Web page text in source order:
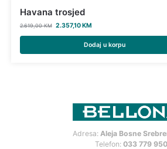
Havana trosjed
2.619,00KM 2.357,10KM
Dodaj u korpu
Adresa: Aleja Bosne
Telefon: 033 779 950